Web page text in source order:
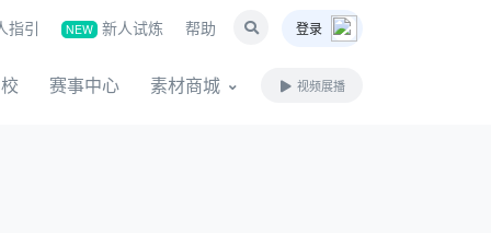
指引 NEW 新人试炼 帮助 登录
赛事中心 素材商城 视频展播